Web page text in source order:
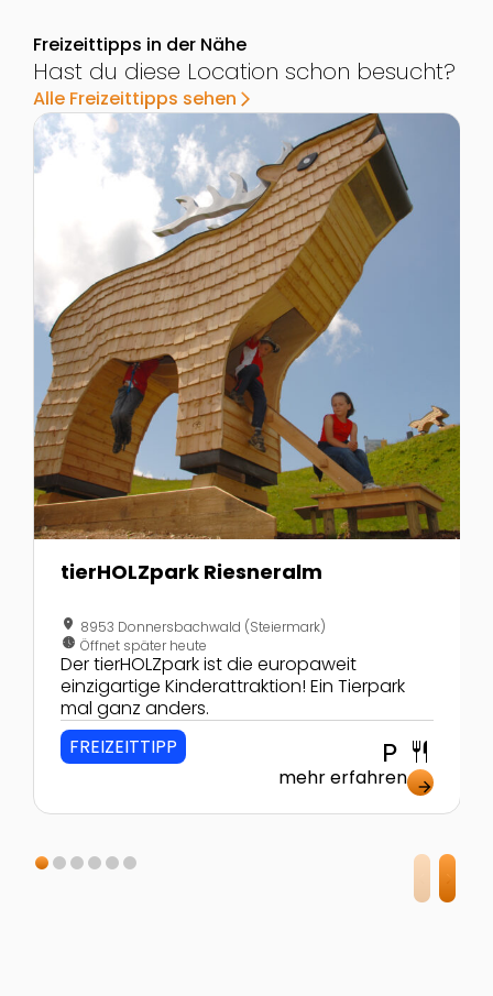
Freizeittipps in der Nähe
Hast du diese Location schon besucht?
Alle Freizeittipps sehen arrow_forward_ios
Zur Detailseite von tierHOLZpark Riesneralm
tierHOLZpark Riesneralm
location_on 8953 Donnersbachwald (Steiermark)
nest_clock_farsight_analog Öffnet später heute
Der tierHOLZpark ist die europaweit
einzigartige Kinderattraktion! Ein Tierpark
mal ganz anders.
FREIZEITTIPP
local_parking restaurant
mehr erfahren arrow_forward